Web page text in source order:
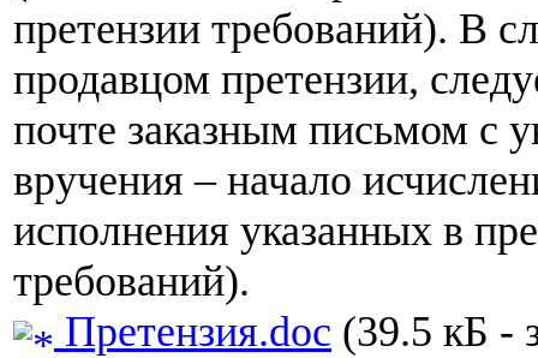
претензии требований). В
продавцом претензии,
почте заказным письмом с
вручения – начало
исполнения указанных в
требований).
Претензия.doc (39.5 кБ -